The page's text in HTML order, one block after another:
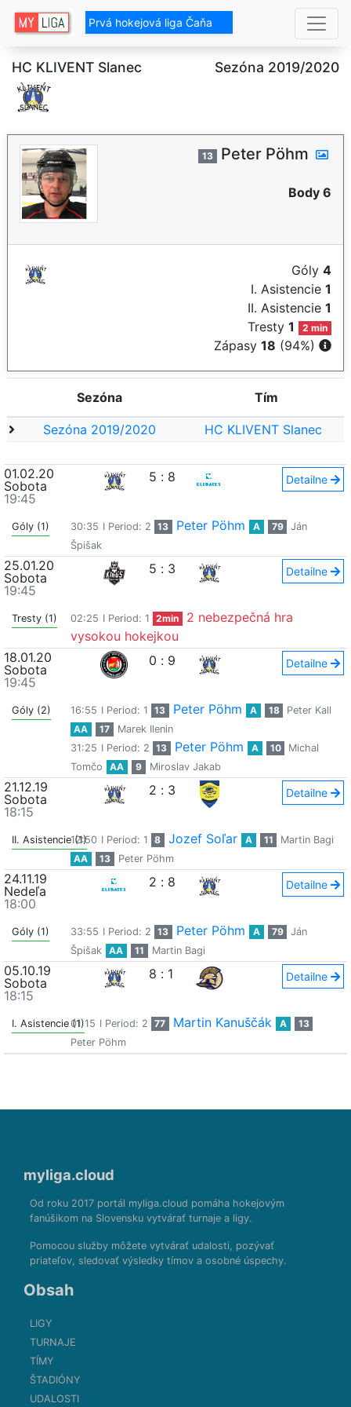
Prvá hokejová liga Čaňa
HC KLIVENT Slanec Sezóna 2019/2020
13 Peter Pöhm
Body 6
Góly 4
I. Asistencie 1
II. Asistencie 1
Tresty1 2 min
Zápasy 18 (94%)
Sezóna Tím
Sezóna 2019/2020 HC KLIVENT Slanec
01.02.20
Sobota
19:45
5 : 8 Detailne
Góly (1) 30:35 I Period: 2 13 Peter Pöhm A 79
Ján
Špišak
25.01.20
Sobota
19:45
5 : 3 Detailne
Tresty (1) 02:25 I Period: 1 2min
2 nebezpečná hra
vysokou hokejkou
18.01.20
Sobota
19:45
0 : 9 Detailne
Góly (2) 16:55 I Period: 1 13 Peter Pöhm A 18
Peter Kall
AA
17
Marek Ilenin
31:25 I Period: 2 13 Peter Pöhm A 10
Michal
Tomčo
AA 9 Miroslav Jakab
21.12.19
Sobota
18:15
2 : 3 Detailne
II. Asistencie (1)
12:50 I Period: 1 8 Jozef Soľar A 11
Martin Bagi
AA
13 Peter Pöhm
24.11.19
Nedeľa
18:00
2 : 8 Detailne
Góly (1) 33:55 I Period: 2 13 Peter Pöhm A 79
Ján
Špišak
AA 11 Martin Bagi
05.10.19
Sobota
18:15
8 : 1 Detailne
I. Asistencie (1)01:15 I Period: 2 77 Martin Kanuščák A
13
Peter Pöhm
myliga.cloud
Od roku 2017 portál myliga.cloud pomáha hokejovým
fanúšikom na Slovensku vytvárať turnaje a ligy.
Pomocou služby môžete vytvárať udalosti, pozývať
priateľov, sledovať výsledky tímov a osobné úspechy.
Obsah
LIGY
TURNAJE
TÍMY
ŠTADIÓNY
UDALOSTI